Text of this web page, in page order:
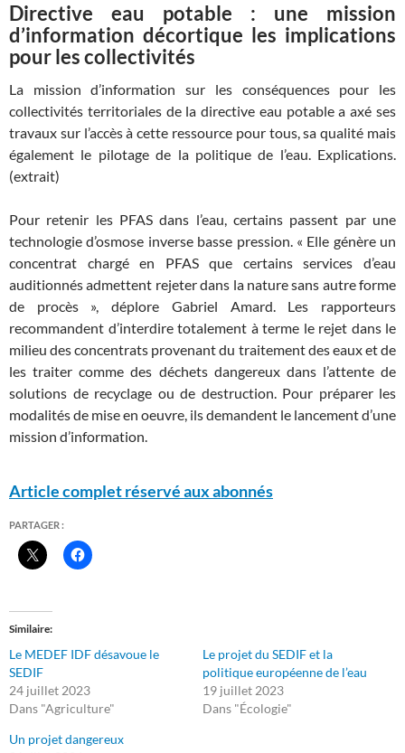
Directive eau potable : une mission
d’information décortique les implications
pour les collectivités
La mission d’information sur les conséquences pour les
collectivités territoriales de la directive eau potable a axé ses
travaux sur l’accès à cette ressource pour tous, sa qualité mais
également le pilotage de la politique de l’eau. Explications.
(extrait)
Pour retenir les PFAS dans l’eau, certains passent par une
technologie d’osmose inverse basse pression. « Elle génère un
concentrat chargé en PFAS que certains services d’eau
auditionnés admettent rejeter dans la nature sans autre forme
de procès », déplore Gabriel Amard. Les rapporteurs
recommandent d’interdire totalement à terme le rejet dans le
milieu des concentrats provenant du traitement des eaux et de
les traiter comme des déchets dangereux dans l’attente de
solutions de recyclage ou de destruction. Pour préparer les
modalités de mise en oeuvre, ils demandent le lancement d’une
mission d’information.
Article complet réservé aux abonnés
PARTAGER :
Similaire
Le MEDEF IDF désavoue le
SEDIF
24 juillet 2023
Dans "Agriculture"
Le projet du SEDIF et la
politique européenne de l’eau
19 juillet 2023
Dans "Écologie"
Un projet dangereux